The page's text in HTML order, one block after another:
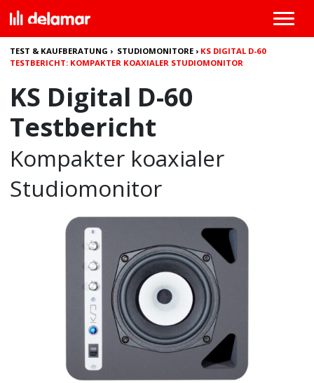
TEST & KAUFBERATUNG › STUDIOMONITORE › KS DIGITAL D-60
TESTBERICHT: KOMPAKTER KOAXIALER STUDIOMONITOR
KS Digital D-60
Testbericht
Kompakter koaxialer
Studiomonitor